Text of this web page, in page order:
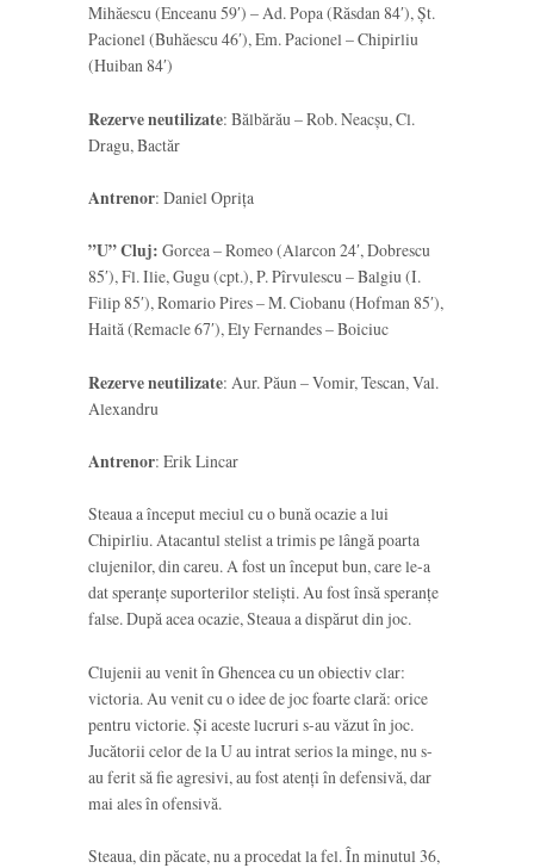
Mihăescu (Enceanu 59′) – Ad. Popa (Răsdan 84′), Șt.
Pacionel (Buhăescu 46′), Em. Pacionel – Chipirliu
(Huiban 84′)
Rezerve neutilizate: Bălbărău – Rob. Neacșu, Cl.
Dragu, Bactăr
Antrenor: Daniel Oprița
”U” Cluj: Gorcea – Romeo (Alarcon 24′, Dobrescu
85′), Fl. Ilie, Gugu (cpt.), P. Pîrvulescu – Balgiu (I.
Filip 85′), Romario Pires – M. Ciobanu (Hofman 85′),
Haită (Remacle 67′), Ely Fernandes – Boiciuc
Rezerve neutilizate: Aur. Păun – Vomir, Tescan, Val.
Alexandru
Antrenor: Erik Lincar
Steaua a început meciul cu o bună ocazie a lui
Chipirliu. Atacantul stelist a trimis pe lângă poarta
clujenilor, din careu. A fost un început bun, care le-a
dat speranțe suporterilor steliști. Au fost însă speranțe
false. După acea ocazie, Steaua a dispărut din joc.
Clujenii au venit în Ghencea cu un obiectiv clar:
victoria. Au venit cu o idee de joc foarte clară: orice
pentru victorie. Și aceste lucruri s-au văzut în joc.
Jucătorii celor de la U au intrat serios la minge, nu s-
au ferit să fie agresivi, au fost atenți în defensivă, dar
mai ales în ofensivă.
Steaua, din păcate, nu a procedat la fel. În minutul 36,